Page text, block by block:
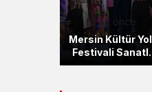
3 ay önce
Mersin Kültür
Festivali
Dolu Geçiyor!